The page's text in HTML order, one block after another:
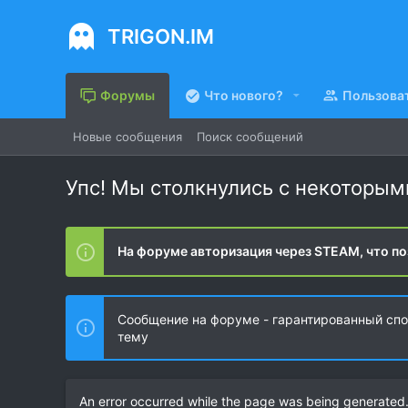
TRIGON.IM
Форумы Что нового?
Новые сообщения Поиск сообщений
Упс! Мы столкнулись с
На форуме авторизация через STEAM, что
Сообщение на форуме - гарантированный
тему
An error occurred while the page was being